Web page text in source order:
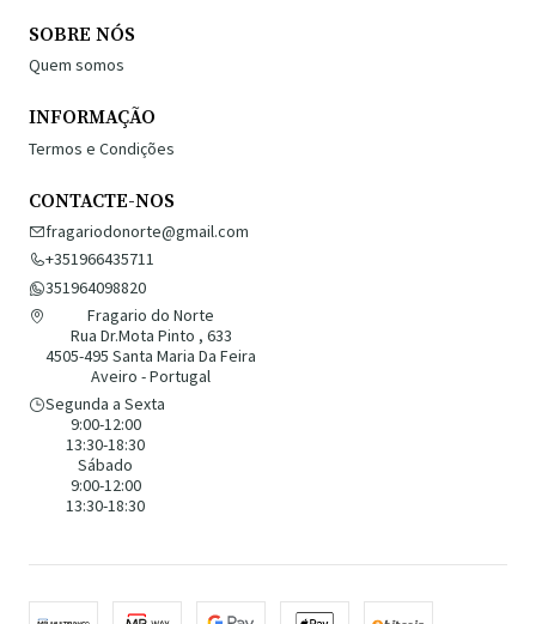
SOBRE NÓS
Quem somos
INFORMAÇÃO
Termos e Condições
CONTACTE-NOS
fragariodonorte@gmail.com
+351966435711
351964098820
Fragario do Norte
Rua Dr.Mota Pinto , 633
4505-495 Santa Maria Da Feira
Aveiro - Portugal
Segunda a Sexta
9:00-12:00
13:30-18:30
Sábado
9:00-12:00
13:30-18:30